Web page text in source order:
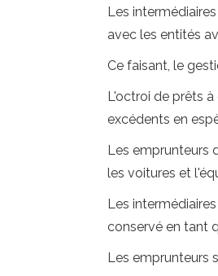
Les
avec les entités
Ce faisant, le
L'octroi de prêts
excédents en
Les emprunteurs
les voitures et
Les
conservé en tant
Les emprunteurs